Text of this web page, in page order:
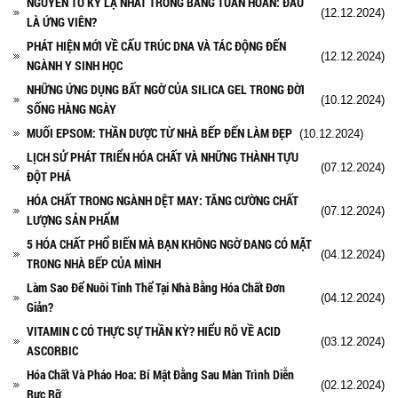
LÀ ỨNG VIÊN?
(12.12.2024)
PHÁT HIỆN MỚI VỀ CẤU TRÚC DNA VÀ TÁC ĐỘNG ĐẾN
NGÀNH Y SINH HỌC
(12.12.2024)
NHỮNG ỨNG DỤNG BẤT NGỜ CỦA SILICA GEL TRONG ĐỜI
SỐNG HÀNG NGÀY
(10.12.2024)
MUỐI EPSOM: THẦN DƯỢC TỪ NHÀ BẾP ĐẾN LÀM ĐẸP (10.12.2024)
LỊCH SỬ PHÁT TRIỂN HÓA CHẤT VÀ NHỮNG THÀNH TỰU
ĐỘT PHÁ
(07.12.2024)
HÓA CHẤT TRONG NGÀNH DỆT MAY: TĂNG CƯỜNG CHẤT
LƯỢNG SẢN PHẨM
(07.12.2024)
5 HÓA CHẤT PHỔ BIẾN MÀ BẠN KHÔNG NGỜ ĐANG CÓ MẶT
TRONG NHÀ BẾP CỦA MÌNH
(04.12.2024)
Làm Sao Để Nuôi Tinh Thể Tại Nhà Bằng Hóa Chất Đơn
Giản?
(04.12.2024)
VITAMIN C CÓ THỰC SỰ THẦN KỲ? HIỂU RÕ VỀ ACID
ASCORBIC
(03.12.2024)
Hóa Chất Và Pháo Hoa: Bí Mật Đằng Sau Màn Trình Diễn
Rực Rỡ
(02.12.2024)